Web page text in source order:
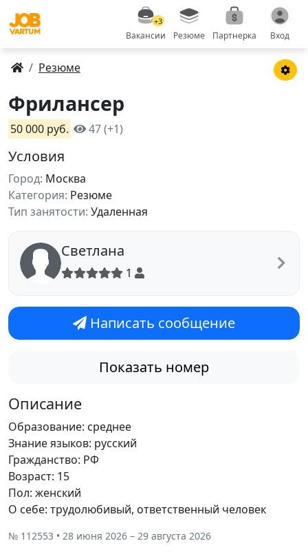
+3
Вакансии Резюме Партнерка Вход
Резюме
Фрилансер
50 000 руб. 47 (+1)
Условия
Город: Москва
Категория: Резюме
Тип занятости: Удаленная
Светлана
1
Написать сообщение
Показать номер
Описание
Образование: среднее
Знание языков: русский
Гражданство: РФ
Возраст: 15
Пол: женский
О себе: трудолюбивый, ответственный человек
№ 112553 • 28 июня 2026 – 29 августа 2026